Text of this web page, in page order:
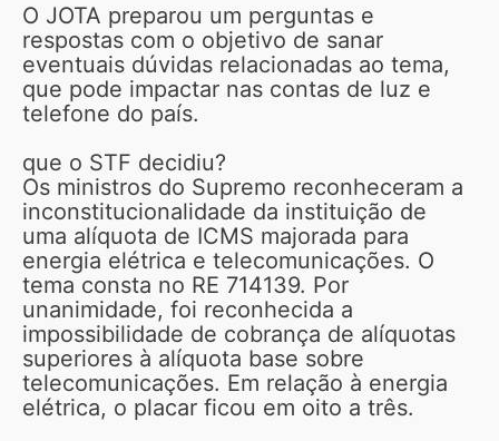
O JOTA preparou um perguntas e
respostas com o objetivo de sanar
eventuais dúvidas relacionadas ao tema,
que pode impactar nas contas de luz e
telefone do país.
que o STF decidiu?
Os ministros do Supremo reconheceram a
inconstitucionalidade da instituição de
uma alíquota de ICMS majorada para
energia elétrica e telecomunicações. O
tema consta no RE 714139. Por
unanimidade, foi reconhecida a
impossibilidade de cobrança de alíquotas
superiores à alíquota base sobre
telecomunicações. Em relação à energia
elétrica, o placar ficou em oito a três.